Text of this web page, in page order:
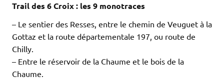
Trail des 6 Croix : les 9 monotraces
– Le sentier des Resses, entre le chemin de Veuguet à la
Gottaz et la route départementale 197, ou route de
Chilly.
– Entre le réservoir de la Chaume et le bois de la
Chaume.